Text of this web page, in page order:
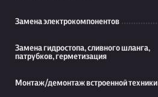
Замена электрокомпонентов
Замена гидростопа, сливного шланга,
патрубков, герметизация
Монтаж/демонтаж встроенной техники